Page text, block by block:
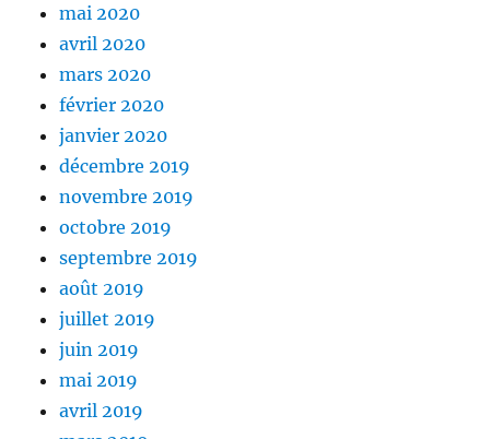
mai 2020
avril 2020
mars 2020
février 2020
janvier 2020
décembre 2019
novembre 2019
octobre 2019
septembre 2019
août 2019
juillet 2019
juin 2019
mai 2019
avril 2019